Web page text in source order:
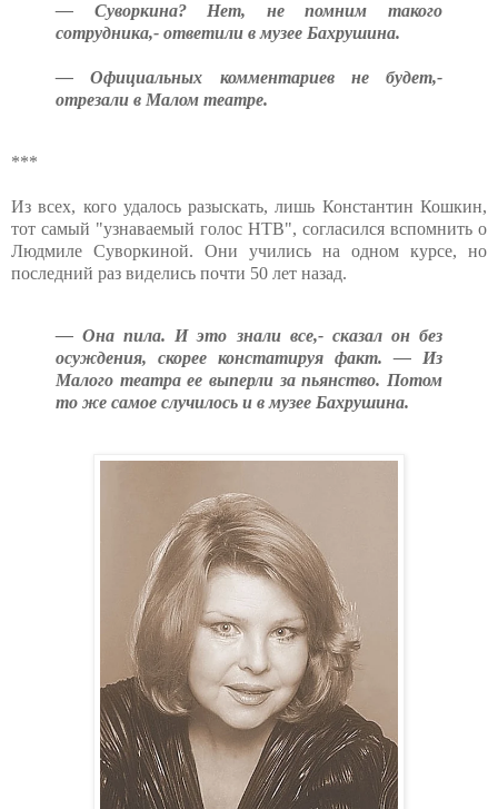
— Суворкина? Нет, не помним такого
сотрудника,- ответили в музее Бахрушина.
— Официальных комментариев не будет,-
отрезали в Малом театре.
***
Из всех, кого удалось разыскать, лишь Константин Кошкин,
тот самый "узнаваемый голос НТВ", согласился вспомнить о
Людмиле Суворкиной. Они учились на одном курсе, но
последний раз виделись почти 50 лет назад.
— Она пила. И это знали все,- сказал он без
осуждения, скорее констатируя факт. — Из
Малого театра ее выперли за пьянство. Потом
то же самое случилось и в музее Бахрушина.